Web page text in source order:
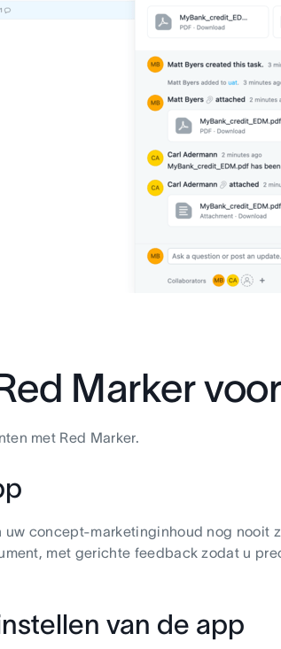
Marker
met Red Marker.
uw concept-marketinginhoud nog nooit
met gerichte feedback zodat u
van de app